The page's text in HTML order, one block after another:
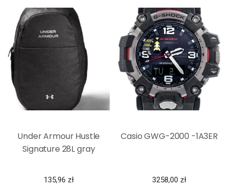
Under Armour Hustle
Signature 28L gray
135,96 zł
Casio GWG-2000 -1A3ER
3258,00 zł